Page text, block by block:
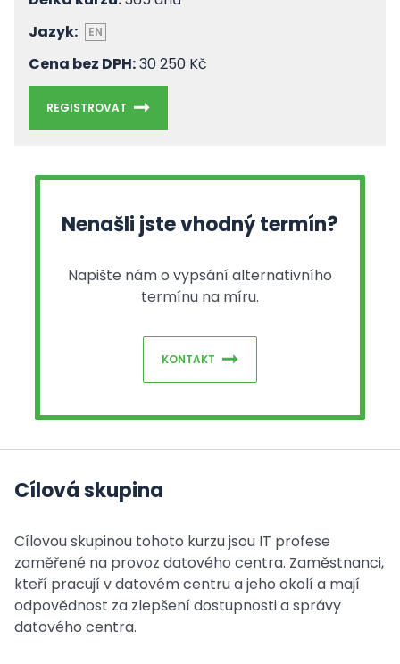
Jazyk:
EN
Cena bez DPH:30 250 Kč
REGISTROVAT
Nenašli jste vhodný termín?
Napište nám o vypsání alternativního
termínu na míru.
KONTAKT
Cílová skupina
Cílovou skupinou tohoto kurzu jsou IT profese
zaměřené na provoz datového centra. Zaměstnanci,
kteří pracují v datovém centru a jeho okolí a mají
odpovědnost za zlepšení dostupnosti a správy
datového centra.